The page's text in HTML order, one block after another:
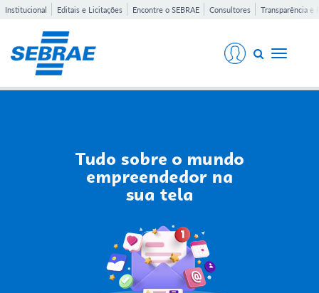
Institucional Editais e Licitações Encontre o SEBRAE Consultores Transparência e
Toggle